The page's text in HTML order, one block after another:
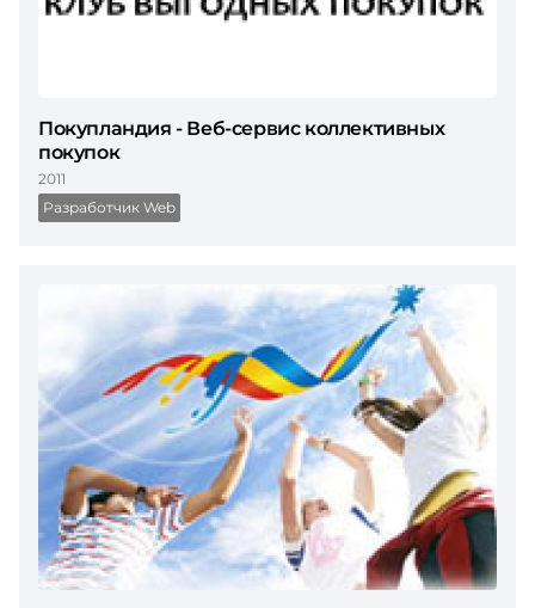
Покупландия - Веб-сервис коллективных
покупок
2011
Разработчик Web